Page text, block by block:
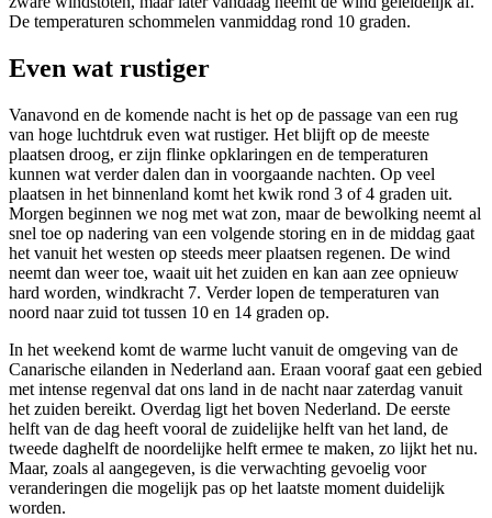
De temperaturen schommelen vanmiddag rond 10 graden.
Even wat rustiger
Vanavond en de komende nacht is het op de passage van een rug
van hoge luchtdruk even wat rustiger. Het blijft op de meeste
plaatsen droog, er zijn flinke opklaringen en de temperaturen
kunnen wat verder dalen dan in voorgaande nachten. Op veel
plaatsen in het binnenland komt het kwik rond 3 of 4 graden uit.
Morgen beginnen we nog met wat zon, maar de bewolking neemt al
snel toe op nadering van een volgende storing en in de middag gaat
het vanuit het westen op steeds meer plaatsen regenen. De wind
neemt dan weer toe, waait uit het zuiden en kan aan zee opnieuw
hard worden, windkracht 7. Verder lopen de temperaturen van
noord naar zuid tot tussen 10 en 14 graden op.
In het weekend komt de warme lucht vanuit de omgeving van de
Canarische eilanden in Nederland aan. Eraan vooraf gaat een gebied
met intense regenval dat ons land in de nacht naar zaterdag vanuit
het zuiden bereikt. Overdag ligt het boven Nederland. De eerste
helft van de dag heeft vooral de zuidelijke helft van het land, de
tweede daghelft de noordelijke helft ermee te maken, zo lijkt het nu.
Maar, zoals al aangegeven, is die verwachting gevoelig voor
veranderingen die mogelijk pas op het laatste moment duidelijk
worden.